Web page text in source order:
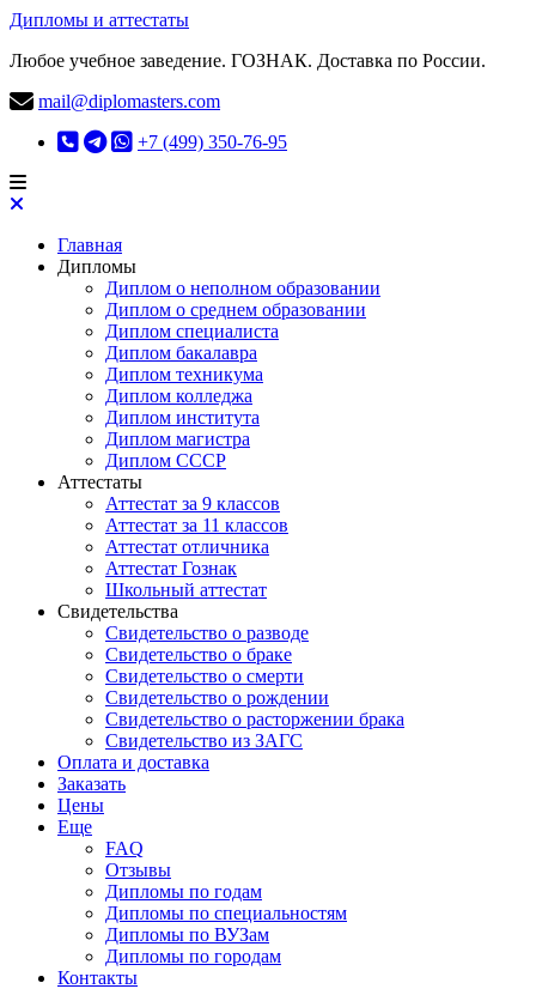
Дипломы и аттестаты
Любое учебное заведение. ГОЗНАК. Доставка по России.
mail@diplomasters.com
+7 (499) 350-76-95
Главная
Дипломы
Диплом о неполном образовании
Диплом о среднем образовании
Диплом специалиста
Диплом бакалавра
Диплом техникума
Диплом колледжа
Диплом института
Диплом магистра
Диплом СССР
Аттестаты
Аттестат за 9 классов
Аттестат за 11 классов
Аттестат отличника
Аттестат Гознак
Школьный аттестат
Свидетельства
Свидетельство о разводе
Свидетельство о браке
Свидетельство о смерти
Свидетельство о рождении
Свидетельство о расторжении брака
Свидетельство из ЗАГС
Оплата и доставка
Заказать
Цены
Еще
FAQ
Отзывы
Дипломы по годам
Дипломы по специальностям
Дипломы по ВУЗам
Дипломы по городам
Контакты